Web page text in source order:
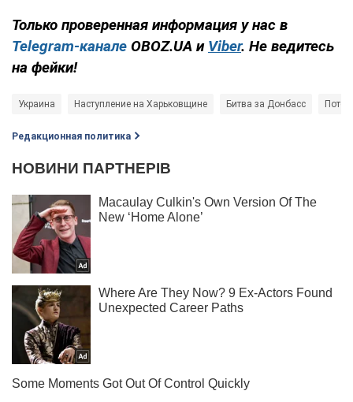
Только проверенная информация у нас в
Telegram-канале OBOZ.UA и Viber. Не ведитесь
на фейки!
Украина Наступление на Харьковщине Битва за Донбасс
Редакционная политика